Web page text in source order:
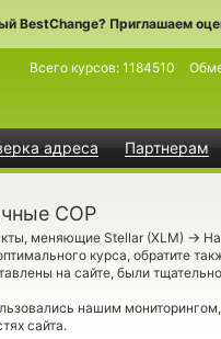
BestChange? Приглашаем
адреса Партнерам
Всего курсов: 1184510
COP
меняющие Stellar (XLM) →
курса, обратите
на сайте, были
нашим
сайта.